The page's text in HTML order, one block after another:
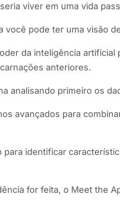
viver em uma vida
você pode ter uma visão
da inteligência
anteriores.
analisando primeiro os
avançados para
para identificar
for feita, o Meet the